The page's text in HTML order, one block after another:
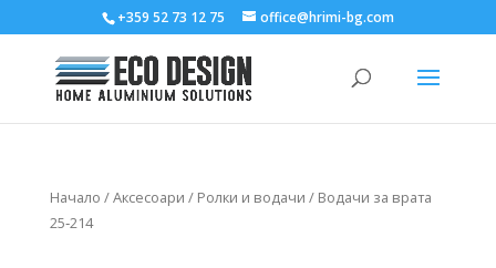
+359 52 73 12 75 office@hrimi-bg.com
Начало /Аксесоари / Ролки и водачи / Водачи за врата
25‑214